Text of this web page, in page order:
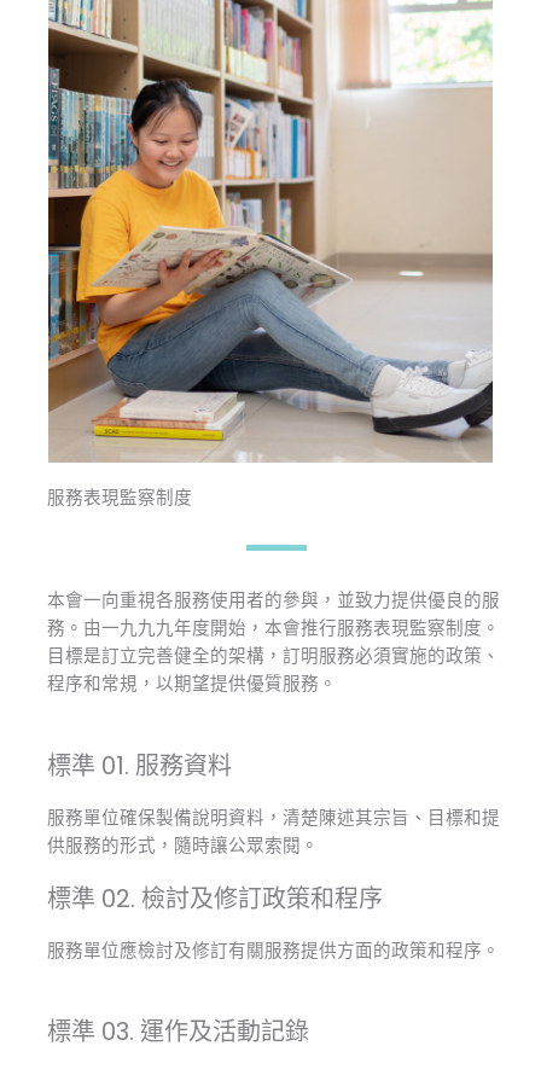
服務表現監察制度
本會一向重視各服務使用者的參與，並致力提供優良的服
務。由一九九九年度開始，本會推行服務表現監察制度。
目標是訂立完善健全的架構，訂明服務必須實施的政策、
程序和常規，以期望提供優質服務。
標準 01. 服務資料​
服務單位確保製備說明資料，清楚陳述其宗旨、目標和提
供服務的形式，隨時讓公眾索閱。
標準 02. 檢討及修訂政策和程序
服務單位應檢討及修訂有關服務提供方面的政策和程序。
標準 03. 運作及活動記錄